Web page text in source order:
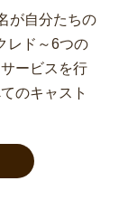
が自分たちの
レド～6つの
ービスを行
のキャスト